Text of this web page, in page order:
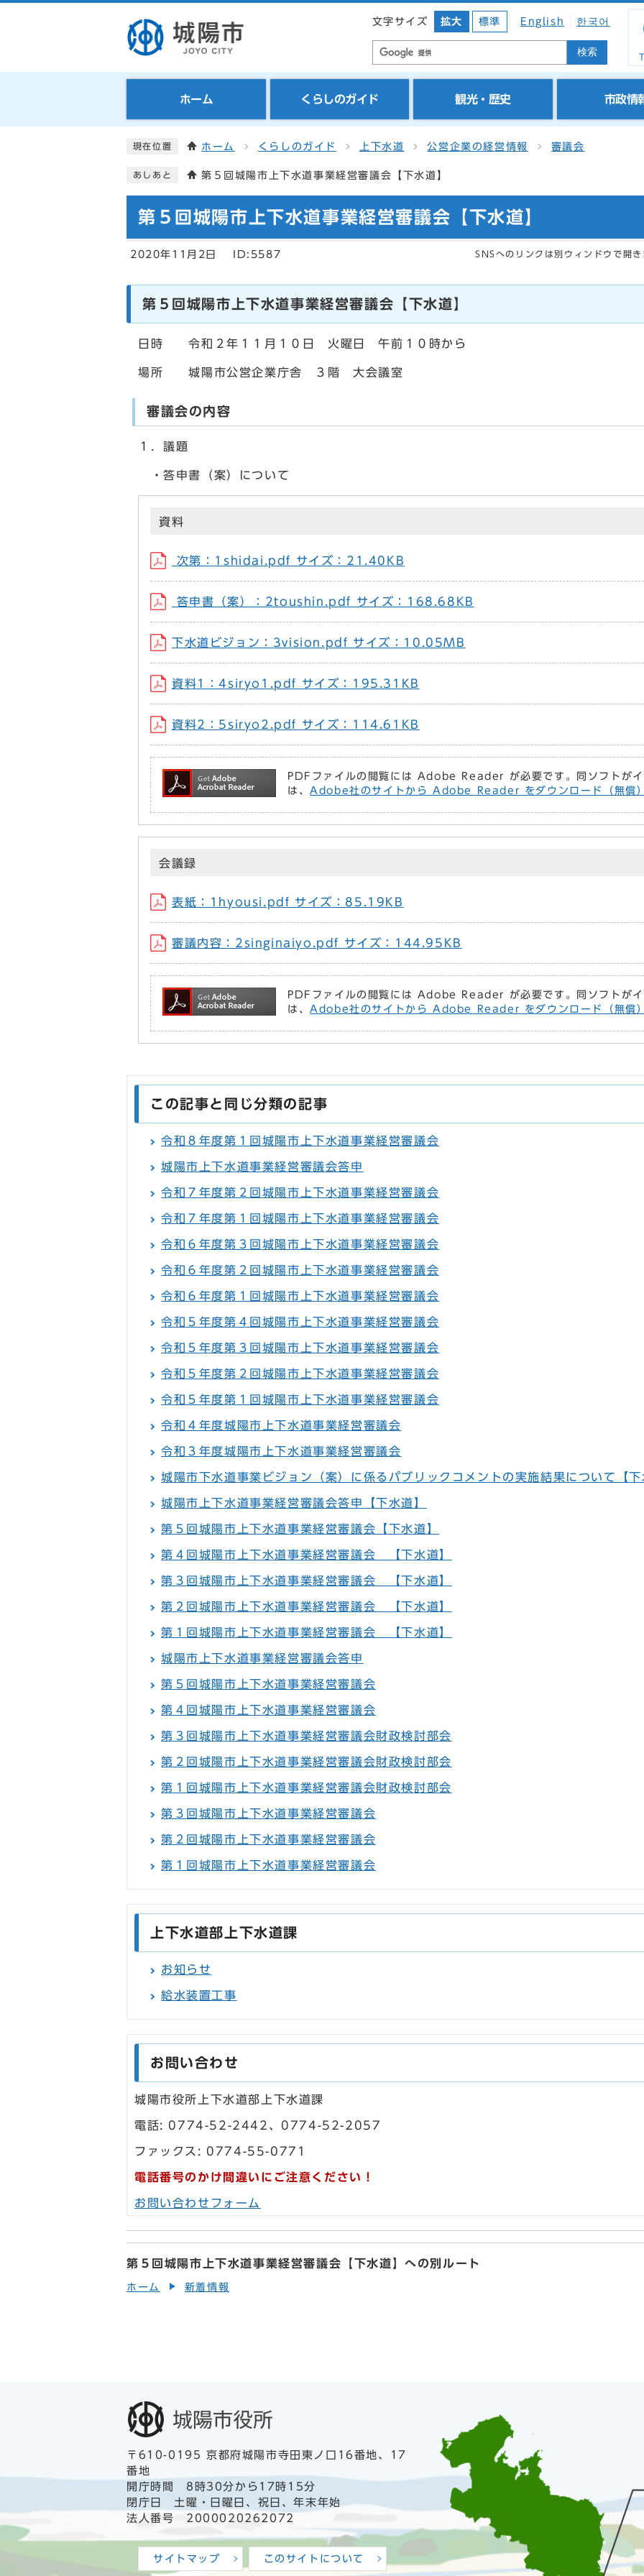
文字サイズ 拡大 標準 English 한국어
検索
ホーム くらしのガイド 観光・歴史 市政情
現在位置 ホーム くらしのガイド 上下水道 公営企業の経営情報 審議会
あしあと 第５回城陽市上下水道事業経営審議会【下水道】
第５回城陽市上下水道事業経営審議会【下水道】
2020年11月2日 ID:5587 SNSへのリンクは別ウィンドウで開き
第５回城陽市上下水道事業経営審議会【下水道】
日時 令和２年１１月１０日 火曜日 午前１０時から
場所 城陽市公営企業庁舎 ３階 大会議室
審議会の内容
１．議題
・答申書（案）について
資料
次第：1shidai.pdf サイズ：21.40KB
答申書（案）：2toushin.pdf サイズ：168.68KB
下水道ビジョン：3vision.pdf サイズ：10.05MB
資料1：4siryo1.pdf サイズ：195.31KB
資料2：5siryo2.pdf サイズ：114.61KB
PDFファイルの閲覧には Adobe Reader が必要です。同ソフトがイ
は、Adobe社のサイトから Adobe Reader をダウンロード（無償
会議録
表紙：1hyousi.pdf サイズ：85.19KB
審議内容：2singinaiyo.pdf サイズ：144.95KB
PDFファイルの閲覧には Adobe Reader が必要です。同ソフトがイ
は、Adobe社のサイトから Adobe Reader をダウンロード（無償
この記事と同じ分類の記事
令和８年度第１回城陽市上下水道事業経営審議会
城陽市上下水道事業経営審議会答申
令和７年度第２回城陽市上下水道事業経営審議会
令和７年度第１回城陽市上下水道事業経営審議会
令和６年度第３回城陽市上下水道事業経営審議会
令和６年度第２回城陽市上下水道事業経営審議会
令和６年度第１回城陽市上下水道事業経営審議会
令和５年度第４回城陽市上下水道事業経営審議会
令和５年度第３回城陽市上下水道事業経営審議会
令和５年度第２回城陽市上下水道事業経営審議会
令和５年度第１回城陽市上下水道事業経営審議会
令和４年度城陽市上下水道事業経営審議会
令和３年度城陽市上下水道事業経営審議会
城陽市下水道事業ビジョン（案）に係るパブリックコメントの実施結果について【
城陽市上下水道事業経営審議会答申【下水道】
第５回城陽市上下水道事業経営審議会【下水道】
第４回城陽市上下水道事業経営審議会 【下水道】
第３回城陽市上下水道事業経営審議会 【下水道】
第２回城陽市上下水道事業経営審議会 【下水道】
第１回城陽市上下水道事業経営審議会 【下水道】
城陽市上下水道事業経営審議会答申
第５回城陽市上下水道事業経営審議会
第４回城陽市上下水道事業経営審議会
第３回城陽市上下水道事業経営審議会財政検討部会
第２回城陽市上下水道事業経営審議会財政検討部会
第１回城陽市上下水道事業経営審議会財政検討部会
第３回城陽市上下水道事業経営審議会
第２回城陽市上下水道事業経営審議会
第１回城陽市上下水道事業経営審議会
上下水道部上下水道課
お知らせ
給水装置工事
お問い合わせ
城陽市役所上下水道部上下水道課
電話: 0774-52-2442、0774-52-2057
ファックス: 0774-55-0771
電話番号のかけ間違いにご注意ください！
お問い合わせフォーム
第５回城陽市上下水道事業経営審議会【下水道】への別ルート
ホーム 新着情報
〒610-0195 京都府城陽市寺田東ノ口16番地、17
番地
開庁時間 8時30分から17時15分
閉庁日 土曜・日曜日、祝日、年末年始
法人番号 2000020262072
サイトマップ このサイトについて